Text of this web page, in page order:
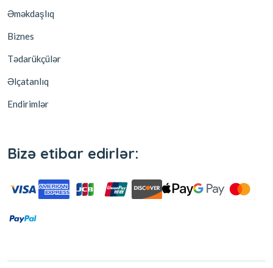
Əməkdaşlıq
Biznes
Tədarükçülər
Əlçatanlıq
Endirimlər
Bizə etibar edirlər: